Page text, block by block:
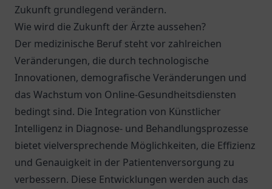
Zukunft grundlegend verändern.
Wie wird die Zukunft der Ärzte aussehen?
Der medizinische Beruf steht vor zahlreichen
Veränderungen, die durch technologische
Innovationen, demografische Veränderungen und
das Wachstum von Online-Gesundheitsdiensten
bedingt sind. Die Integration von Künstlicher
Intelligenz in Diagnose- und Behandlungsprozesse
bietet vielversprechende Möglichkeiten, die Effizienz
und Genauigkeit in der Patientenversorgung zu
verbessern. Diese Entwicklungen werden auch das